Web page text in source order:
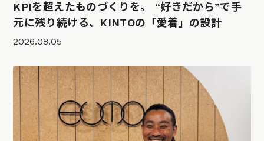
KPIを超えたものづくりを。 “好きだから”で手
元に残り続ける、KINTOの「愛着」の設計
2026.08.05